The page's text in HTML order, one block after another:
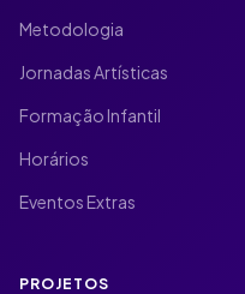
Metodologia
Jornadas Artísticas
Formação Infantil
Horários
Eventos Extras
PROJETOS